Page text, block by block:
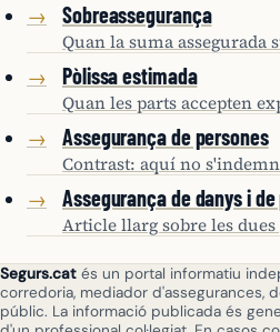
→ Sobreassegurança
Quan la suma assegurada
→ Pòlissa estimada
Quan les parts accepten
→ Assegurança de persones
Contrast: aquí no
→ Assegurança de danys i
Article llarg sobre les
Segurs.cat és un portal informatiu
corredoria, mediador d'assegurances,
públic. La informació publicada és